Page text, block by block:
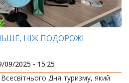
НІЖ ПОДОРОЖІ
09/2025 - 15:25
Дня туризму, який